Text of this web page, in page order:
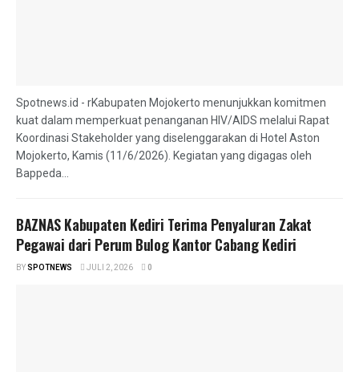
Spotnews.id - rKabupaten Mojokerto menunjukkan komitmen
kuat dalam memperkuat penanganan HIV/AIDS melalui Rapat
Koordinasi Stakeholder yang diselenggarakan di Hotel Aston
Mojokerto, Kamis (11/6/2026). Kegiatan yang digagas oleh
Bappeda...
BAZNAS Kabupaten Kediri Terima Penyaluran Zakat
Pegawai dari Perum Bulog Kantor Cabang Kediri
BYSPOTNEWS JULI 2, 2026 0